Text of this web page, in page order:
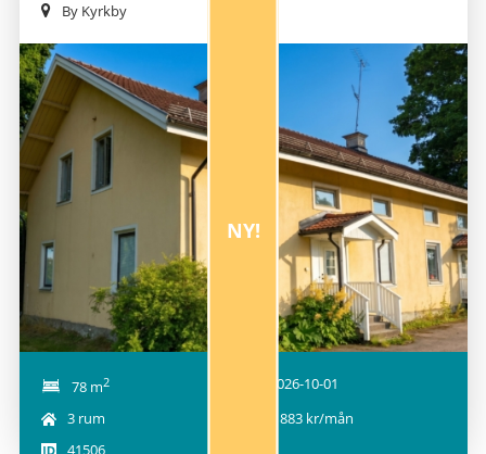
By Kyrkby
78 m2
2026-10-01
3 rum
7 883 kr/mån
41506
NY!